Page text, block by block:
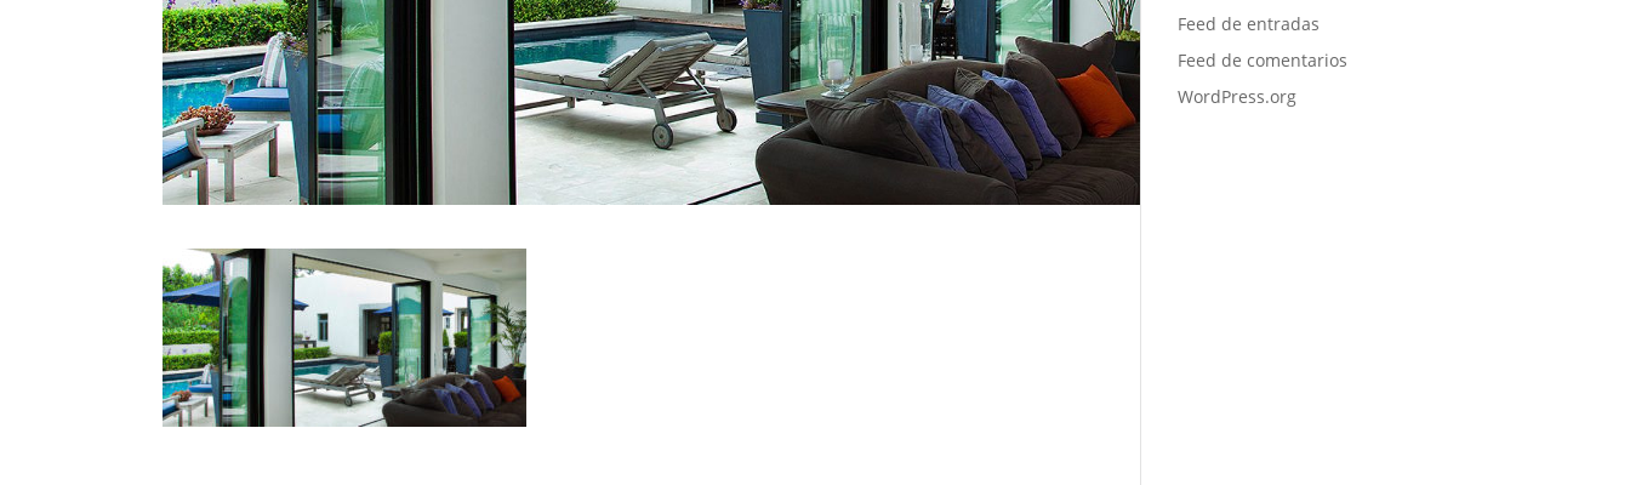
Feed de entradas
Feed de comentarios
WordPress.org